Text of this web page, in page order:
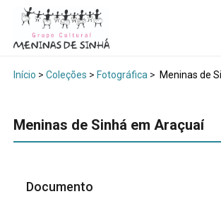
Início > Coleções > Fotográfica > Meninas de
Meninas de Sinhá em Araçuaí
Documento